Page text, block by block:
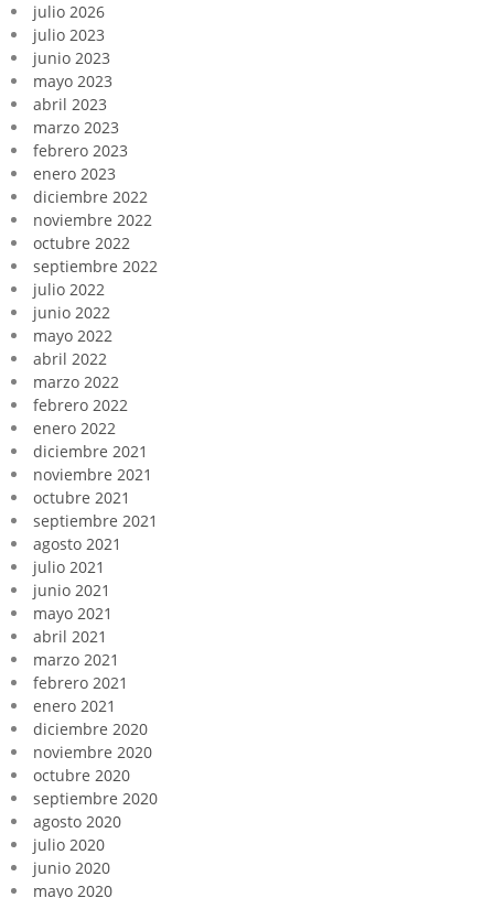
julio 2026
julio 2023
junio 2023
mayo 2023
abril 2023
marzo 2023
febrero 2023
enero 2023
diciembre 2022
noviembre 2022
octubre 2022
septiembre 2022
julio 2022
junio 2022
mayo 2022
abril 2022
marzo 2022
febrero 2022
enero 2022
diciembre 2021
noviembre 2021
octubre 2021
septiembre 2021
agosto 2021
julio 2021
junio 2021
mayo 2021
abril 2021
marzo 2021
febrero 2021
enero 2021
diciembre 2020
noviembre 2020
octubre 2020
septiembre 2020
agosto 2020
julio 2020
junio 2020
mayo 2020